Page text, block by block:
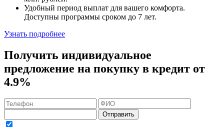
Удобный период выплат для вашего комфорта.
Доступны программы сроком до 7 лет.
Узнать подробнее
Получить индивидуальное
предложение на покупку в кредит от
4.9%
Отправить